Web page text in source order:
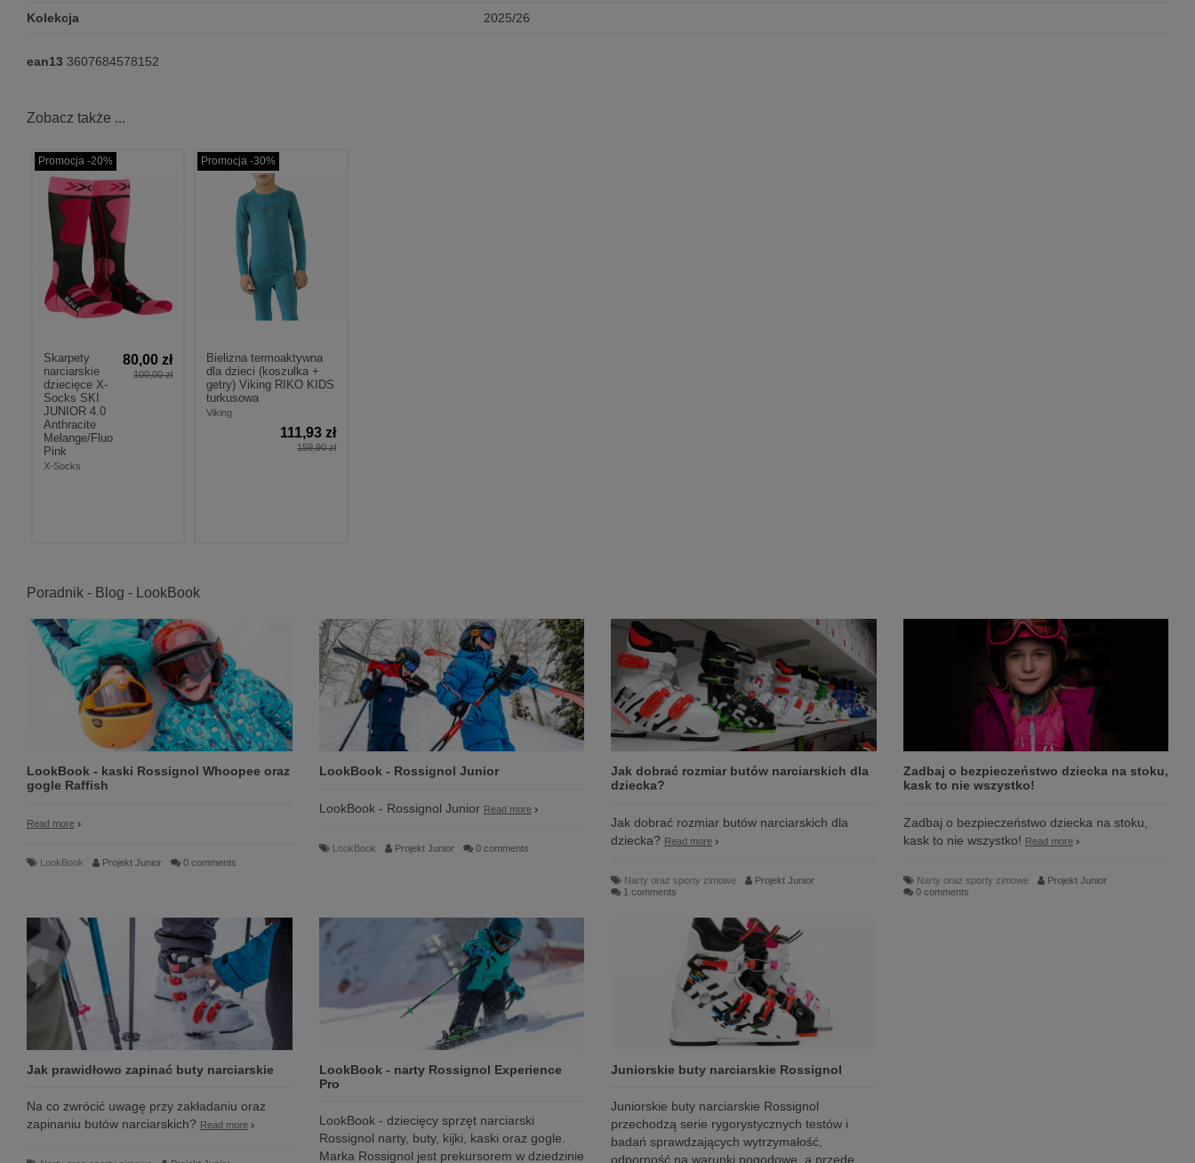
Kolekcja 2025/26
ean13 3607684578152
Zobacz także ...
Promocja -20%
Skarpety
narciarskie
dziecięce X-
Socks SKI
JUNIOR 4.0
Anthracite
Melange/Fluo
Pink
X-Socks
80,00 zł
100,00 zł
Promocja -30%
Bielizna termoaktywna
dla dzieci (koszulka +
getry) Viking RIKO KIDS
turkusowa
Viking
111,93 zł
159,90 zł
Poradnik - Blog - LookBook
LookBook - kaski Rossignol Whoopee oraz
gogle Raffish
Read more
LookBook Projekt Junior 0 comments
LookBook - Rossignol Junior
LookBook - Rossignol Junior Read more
LookBook Projekt Junior 0 comments
Jak dobrać rozmiar butów narciarskich dla
dziecka?
Jak dobrać rozmiar butów narciarskich dla
dziecka? Read more
Narty oraz sporty zimowe
Projekt Junior
1 comments
Zadbaj o bezpieczeństwo dziecka na stoku,
kask to nie wszystko!
Zadbaj o bezpieczeństwo dziecka na stoku,
kask to nie wszystko! Read more
Narty oraz sporty zimowe
Projekt Junior
0 comments
Jak prawidłowo zapinać buty narciarskie
Na co zwrócić uwagę przy zakładaniu oraz
zapinaniu butów narciarskich? Read more
LookBook - narty Rossignol Experience
Pro
LookBook - dziecięcy sprzęt narciarski
Rossignol narty, buty, kijki, kaski oraz gogle.
Marka Rossignol jest prekursorem w dziedzinie
Juniorskie buty narciarskie Rossignol
Juniorskie buty narciarskie Rossignol
przechodzą serie rygorystycznych testów i
badań sprawdzających wytrzymałość,
odporność na warunki pogodowe, a przede